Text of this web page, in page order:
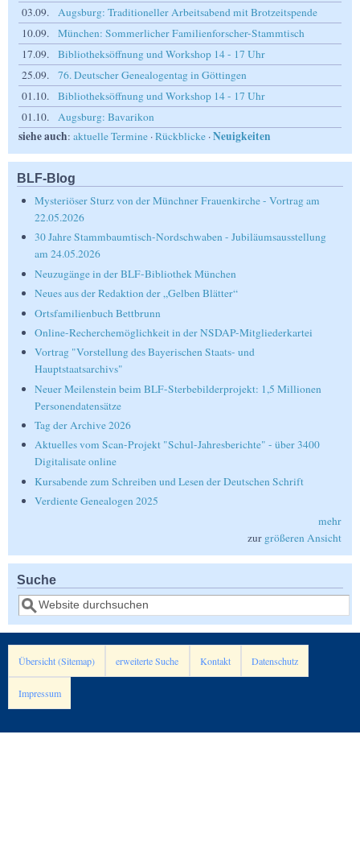
03.09.
Augsburg: Traditioneller Arbeitsabend mit Brotzeitspende
10.09.
München: Sommerlicher Familienforscher-Stammtisch
17.09.
Bibliotheksöffnung und Workshop 14 - 17 Uhr
25.09.
76. Deutscher Genealogentag in Göttingen
01.10.
Bibliotheksöffnung und Workshop 14 - 17 Uhr
01.10.
Augsburg: Bavarikon
siehe auch: aktuelle Termine ·Rückblicke ·Neuigkeiten
BLF-Blog
Mysteriöser Sturz von der Münchner Frauenkirche - Vortrag am
22.05.2026
30 Jahre Stammbaumtisch-Nordschwaben - Jubiläumsausstellung
am 24.05.2026
Neuzugänge in der BLF-Bibliothek München
Neues aus der Redaktion der „Gelben Blätter“
Ortsfamilienbuch Bettbrunn
Online-Recherchemöglichkeit in der NSDAP-Mitgliederkartei
Vortrag "Vorstellung des Bayerischen Staats- und
Hauptstaatsarchivs"
Neuer Meilenstein beim BLF-Sterbebilderprojekt: 1,5 Millionen
Personendatensätze
Tag der Archive 2026
Aktuelles vom Scan-Projekt "Schul-Jahresberichte" - über 3400
Digitalisate online
Kursabende zum Schreiben und Lesen der Deutschen Schrift
Verdiente Genealogen 2025
mehr
zur größeren Ansicht
Suche
Suche
Übersicht (Sitemap) erweiterte Suche Kontakt Datenschutz
Impressum